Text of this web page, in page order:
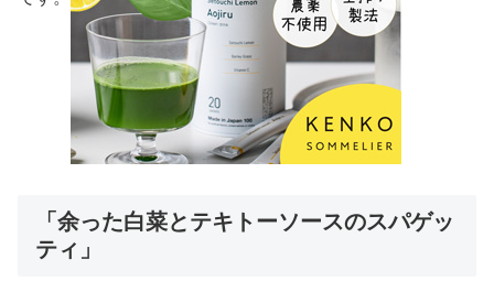
「余った白菜とテキトーソースのスパゲッ
ティ」